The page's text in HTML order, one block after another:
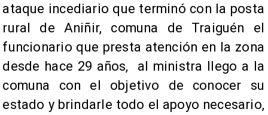
ataque incediario que terminó con la posta
rural de Aniñir, comuna de Traiguén el
funcionario que presta atención en la zona
desde hace 29 años, al ministra llego a la
comuna con el objetivo de conocer su
estado y brindarle todo el apoyo necesario,